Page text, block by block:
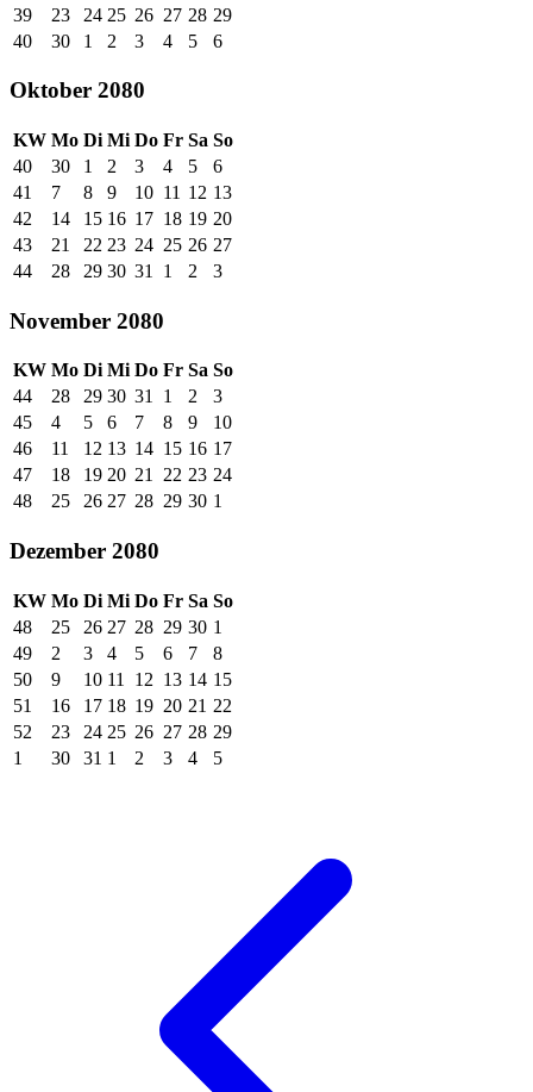
39
23 24 25 26 27 28 29
40
30 1 2 3 4 5 6
Oktober 2080
KW Mo Di Mi Do Fr Sa So
40
30 1 2 3 4 5
6
41
7 8 9 10 11 12 13
42
14 15 16 17 18 19 20
43
21 22 23 24 25 26 27
44
28 29 30 31 1 2 3
November 2080
KW Mo Di Mi Do Fr Sa So
44
28 29 30 31 1 2
3
45
4 5 6 7 8 9
10
46
11 12 13 14 15 16 17
47
18 19 20 21 22 23 24
48
25 26 27 28 29 30 1
Dezember 2080
KW Mo Di Mi Do Fr Sa So
48
25 26 27 28 29 30 1
49
2 3 4 5 6 7
8
50
9 10 11 12 13 14 15
51
16 17 18 19 20 21 22
52
23 24 25 26 27 28 29
1
30 31 1 2 3 4 5